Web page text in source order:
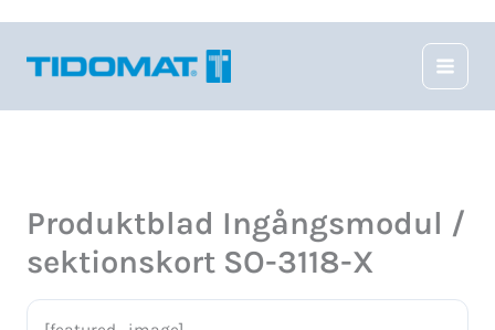
innehåll
Produktblad Ingångsmodul /
sektionskort SO-3118-X